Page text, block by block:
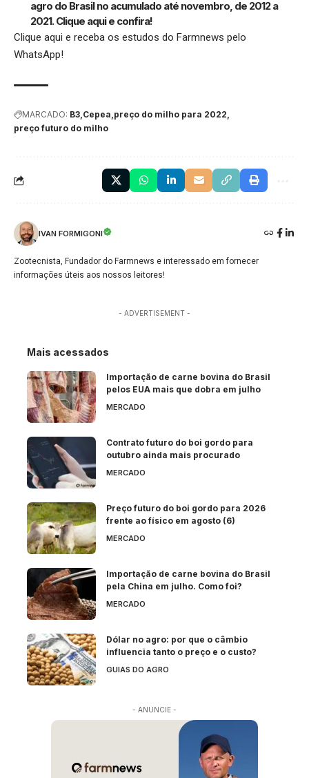
agro do Brasil no acumulado até novembro, de 2012 a
2021.Clique aquie confira!
Clique aqui e receba os estudos do Farmnews pelo
WhatsApp!
MARCADO: B3 Cepea preço do milho para 2022
preço futuro do milho
IVAN FORMIGONI
Zootecnista, Fundador do Farmnews e interessado em fornecer
informações úteis aos nossos leitores!
- ADVERTISEMENT -
Mais acessados
Importação de carne bovina do Brasil
pelos EUA mais que dobra em julho
MERCADO
Contrato futuro do boi gordo para
outubro ainda mais procurado
MERCADO
Preço futuro do boi gordo para 2026
frente ao físico em agosto (6)
MERCADO
Importação de carne bovina do Brasil
pela China em julho. Como foi?
MERCADO
Dólar no agro: por que o câmbio
influencia tanto o preço e o custo?
GUIAS DO AGRO
- ANUNCIE -